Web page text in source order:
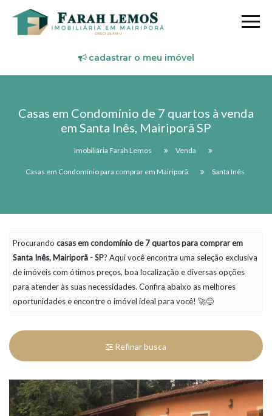
cadastrar o meu imóvel
Casas em Condomínio de 7 quartos à venda
em Santa Inês, Mairiporã SP
Imobiliária Farah Lemos Venda
Casas em Condomínio para comprar em Mairiporã Santa Inês
Procurando casas em condomíniode 7 quartos para comprar em
Santa Inês, Mairiporã - SP? Aqui você encontra uma seleção exclusiva
de imóveis com ótimos preços, boa localização e diversas opções
para atender às suas necessidades. Confira abaixo as melhores
oportunidades e encontre o imóvel ideal para você! 🚀😊
Refinar busca